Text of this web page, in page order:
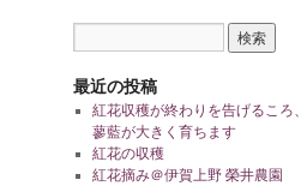
最近の投稿
紅花収穫が終わりを告げるころ、
蓼藍が大きく育ちます
紅花の収穫
紅花摘み＠伊賀上野 榮井農園